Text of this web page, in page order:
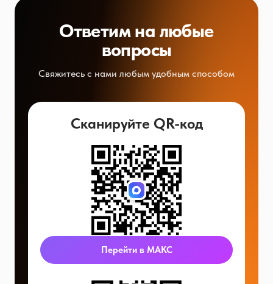
Ответим на любые
вопросы
Свяжитесь с нами любым удобным способом
Сканируйте QR-код
Перейти в МАКС